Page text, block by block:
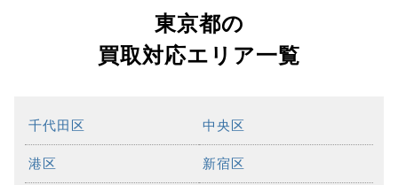
東京都の
買取対応エリア一覧
千代田区 中央区
港区 新宿区